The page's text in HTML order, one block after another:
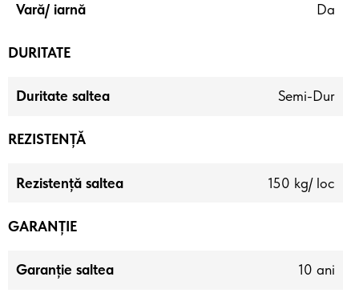
Vară/ iarnă Da
DURITATE
Duritate saltea Semi-Dur
REZISTENȚĂ
Rezistență saltea 150 kg/ loc
GARANȚIE
Garanție saltea 10 ani